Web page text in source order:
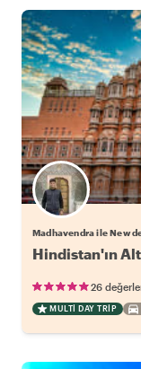
Madhavendra ile New
Hindistan'ın
26
MULTI DAY TRIP